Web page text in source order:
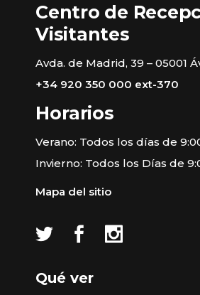
Centro de
Visitantes
Avda. de Madrid, 39 – 05001
+34 920 350 000 ext-370
Horarios
Verano: Todos los días de
Invierno: Todos los Días de
Mapa del sitio
Qué ver